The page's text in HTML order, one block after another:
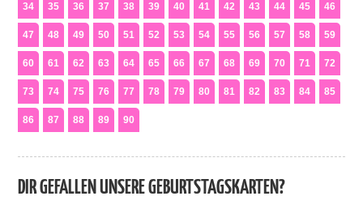
34 35 36 37 38 39 40 41 42 43 44 45 46
47 48 49 50 51 52 53 54 55 56 57 58 59
60 61 62 63 64 65 66 67 68 69 70 71 72
73 74 75 76 77 78 79 80 81 82 83 84 85
86 87 88 89 90
DIR GEFALLEN UNSERE GEBURTSTAGSKARTEN?